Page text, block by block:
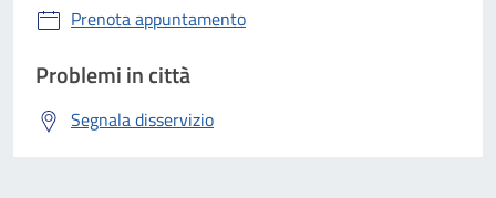
Prenota appuntamento
Problemi in città
Segnala disservizio